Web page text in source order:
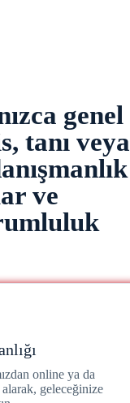
genel
tanı veya
ve
online ya da
geleceğinize